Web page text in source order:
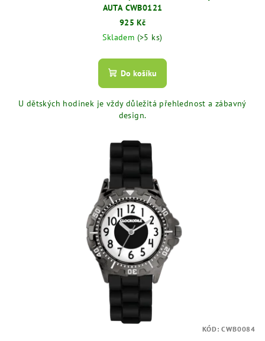
AUTA CWB0121
925 Kč
Skladem (>5 ks)
Do košíku
U dětských hodinek je vždy důležitá přehlednost a zábavný
design.
KÓD:CWB0084